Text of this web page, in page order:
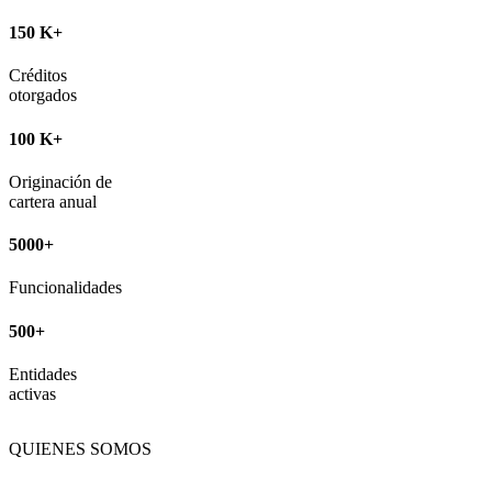
150 K+
Créditos
otorgados
100 K+
Originación de
cartera anual
5000+
Funcionalidades
500+
Entidades
activas
QUIENES SOMOS